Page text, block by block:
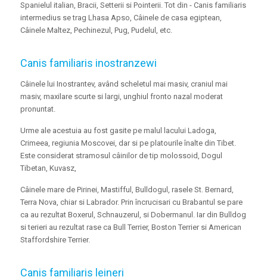
Spanielul italian, Bracii, Setterii si Pointerii. Tot din - Canis familiaris
intermedius se trag Lhasa Apso, Câinele de casa egiptean,
Câinele Maltez, Pechinezul, Pug, Pudelul, etc.
Canis familiaris inostranzewi
Câinele lui Inostrantev, având scheletul mai masiv, craniul mai
masiv, maxilare scurte si largi, unghiul fronto nazal moderat
pronuntat.
Urme ale acestuia au fost gasite pe malul lacului Ladoga,
Crimeea, regiunia Moscovei, dar si pe platourile înalte din Tibet.
Este considerat stramosul câinilor de tip molossoid, Dogul
Tibetan, Kuvasz,
Câinele mare de Pirinei, Mastifful, Bulldogul, rasele St. Bernard,
Terra Nova, chiar si Labrador. Prin încrucisari cu Brabantul se pare
ca au rezultat Boxerul, Schnauzerul, si Dobermanul. Iar din Bulldog
si terieri au rezultat rase ca Bull Terrier, Boston Terrier si American
Staffordshire Terrier.
Canis familiaris leineri